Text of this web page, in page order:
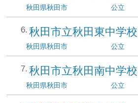
秋田県秋田市 公立
秋田市立秋田東中学校
秋田県秋田市 公立
秋田市立秋田南中学校
秋田県秋田市 公立